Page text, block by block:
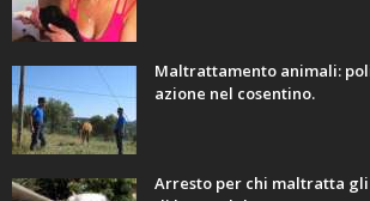
Maltrattamento animali:
azione nel cosentino.
Arresto per chi maltratta